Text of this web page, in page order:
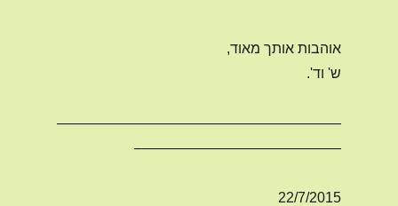
אוהבות אותך מאוד,
ש' וד'.
————————————————————
——————————————–
22/7/2015